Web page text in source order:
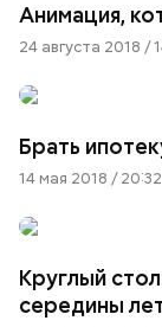
Анимация,
24 августа 2018 /
Брать
14 мая 2018 / 20:32
Круглый
середины